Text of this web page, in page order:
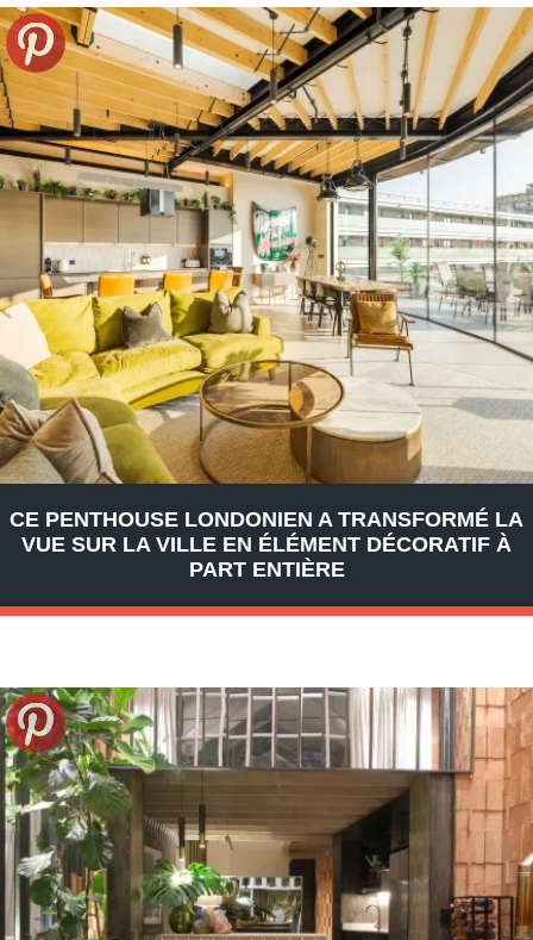
CE PENTHOUSE LONDONIEN A TRANSFORMÉ LA
VUE SUR LA VILLE EN ÉLÉMENT DÉCORATIF À
PART ENTIÈRE